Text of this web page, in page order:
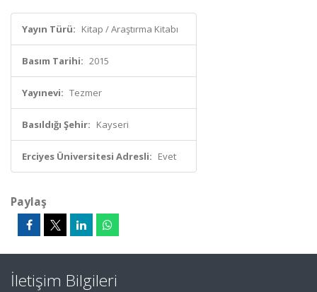
Yayın Türü: Kitap / Araştırma Kitabı
Basım Tarihi: 2015
Yayınevi: Tezmer
Basıldığı Şehir: Kayseri
Erciyes Üniversitesi Adresli: Evet
Paylaş
İletişim Bilgileri